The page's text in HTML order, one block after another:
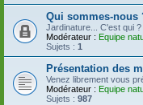
Qui sommes-nous
Jardinature... C'est qui
Modérateur : Equipe
Sujets : 1
Présentation des
Venez librement vous
Modérateur : Equipe
Sujets : 987